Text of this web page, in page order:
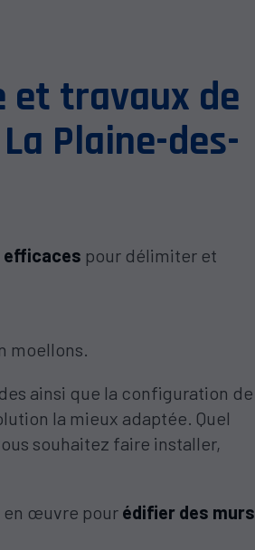
et travaux de
Plaine-des-
pour délimiter et
moellons.
ainsi que la configuration de
la mieux adaptée. Quel
souhaitez faire installer,
en œuvre pour édifier des murs